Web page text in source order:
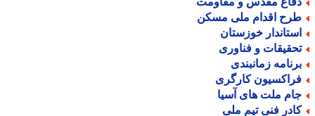
اقدام ملی مسکن
خوزستان
و فناوری
زمانبندی
کارگری
ملت های آسیا
فنی تیم ملی